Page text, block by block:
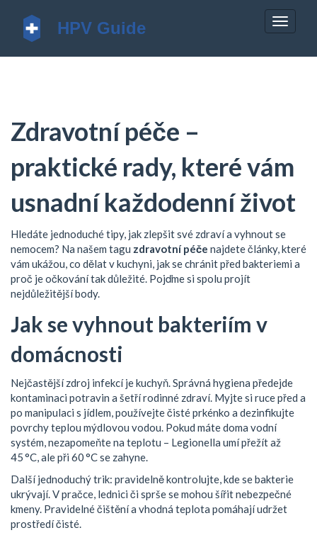
Zdravotní péče –
praktické rady, které vám
usnadní každodenní život
Hledáte jednoduché tipy, jak zlepšit své zdraví a vyhnout se
nemocem? Na našem tagu zdravotní péče najdete články, které
vám ukážou, co dělat v kuchyni, jak se chránit před bakteriemi a
proč je očkování tak důležité. Pojďme si spolu projít
nejdůležitější body.
Jak se vyhnout bakteriím v
domácnosti
Nejčastější zdroj infekcí je kuchyň. Správná hygiena předejde
kontaminaci potravin a šetří rodinné zdraví. Myjte si ruce před a
po manipulaci s jídlem, používejte čisté prkénko a dezinfikujte
povrchy teplou mýdlovou vodou. Pokud máte doma vodní
systém, nezapomeňte na teplotu – Legionella umí přežít až
45 °C, ale při 60 °C se zahyne.
Další jednoduchý trik: pravidelně kontrolujte, kde se bakterie
ukrývají. V pračce, lednici či sprše se mohou šířit nebezpečné
kmeny. Pravidelné čištění a vhodná teplota pomáhají udržet
prostředí čisté.